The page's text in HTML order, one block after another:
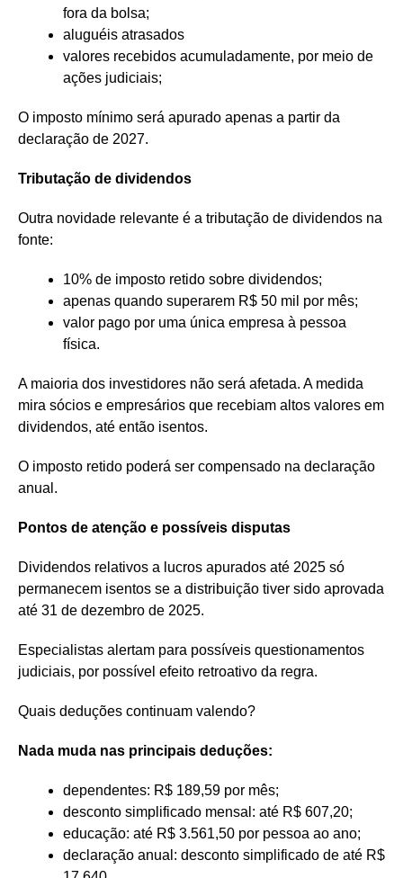
fora da bolsa;
aluguéis atrasados
valores recebidos acumuladamente, por meio de
ações judiciais;
O imposto mínimo será apurado apenas a partir da
declaração de 2027.
Tributação de dividendos
Outra novidade relevante é a tributação de dividendos na
fonte:
10% de imposto retido sobre dividendos;
apenas quando superarem R$ 50 mil por mês;
valor pago por uma única empresa à pessoa
física.
A maioria dos investidores não será afetada. A medida
mira sócios e empresários que recebiam altos valores em
dividendos, até então isentos.
O imposto retido poderá ser compensado na declaração
anual.
Pontos de atenção e possíveis disputas
Dividendos relativos a lucros apurados até 2025 só
permanecem isentos se a distribuição tiver sido aprovada
até 31 de dezembro de 2025.
Especialistas alertam para possíveis questionamentos
judiciais, por possível efeito retroativo da regra.
Quais deduções continuam valendo?
Nada muda nas principais deduções:
dependentes: R$ 189,59 por mês;
desconto simplificado mensal: até R$ 607,20;
educação: até R$ 3.561,50 por pessoa ao ano;
declaração anual: desconto simplificado de até R$